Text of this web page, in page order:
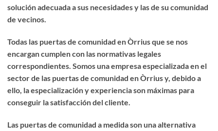
solución adecuada a sus necesidades y las de su comunidad
de vecinos.
Todas las puertas de comunidad en Òrrius que se nos
encargan cumplen con las normativas legales
correspondientes. Somos una empresa especializada en el
sector de las puertas de comunidad en Òrrius y, debido a
ello, la especialización y experiencia son máximas para
conseguir la satisfacción del cliente.
Las puertas de comunidad a medida son una alternativa